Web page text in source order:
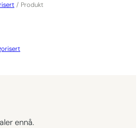
/ Produkt
ennå.